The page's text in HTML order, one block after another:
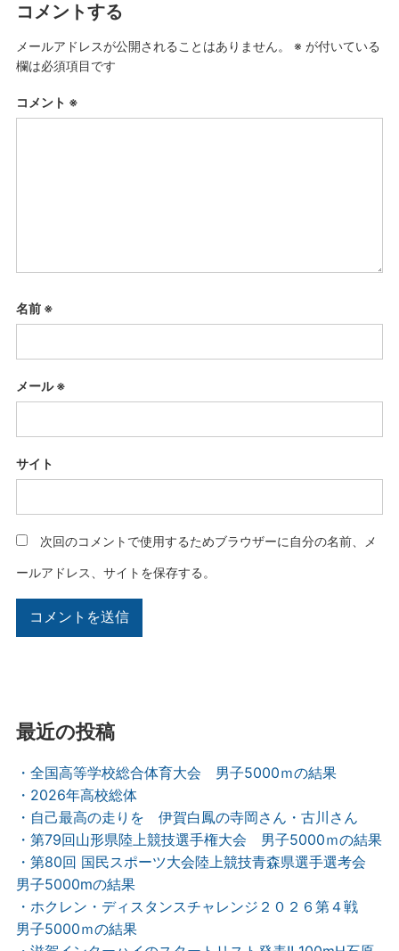
コメントする
メールアドレスが公開されることはありません。 ※ が付いている
欄は必須項目です
コメント ※
名前 ※
メール※
サイト
次回のコメントで使用するためブラウザーに自分の名前、メ
ールアドレス、サイトを保存する。
最近の投稿
・全国高等学校総合体育大会 男子5000ｍの結果
・2026年高校総体
・自己最高の走りを 伊賀白鳳の寺岡さん・古川さん
・第79回山形県陸上競技選手権大会 男子5000ｍの結果
・第80回 国民スポーツ大会陸上競技青森県選手選考会
男子5000mの結果
・ホクレン・ディスタンスチャレンジ２０２６第４戦
男子5000ｍの結果